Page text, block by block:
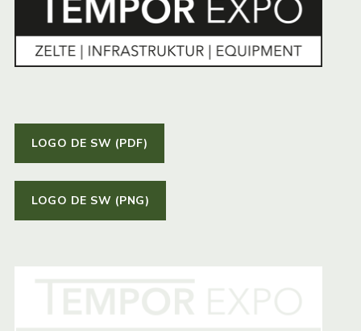
LOGO DE SW (PDF)
LOGO DE SW (PNG)